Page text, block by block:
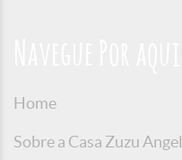
Home
Sobre a Casa Zuzu Angel